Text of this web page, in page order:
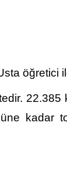
öğretici
kadar